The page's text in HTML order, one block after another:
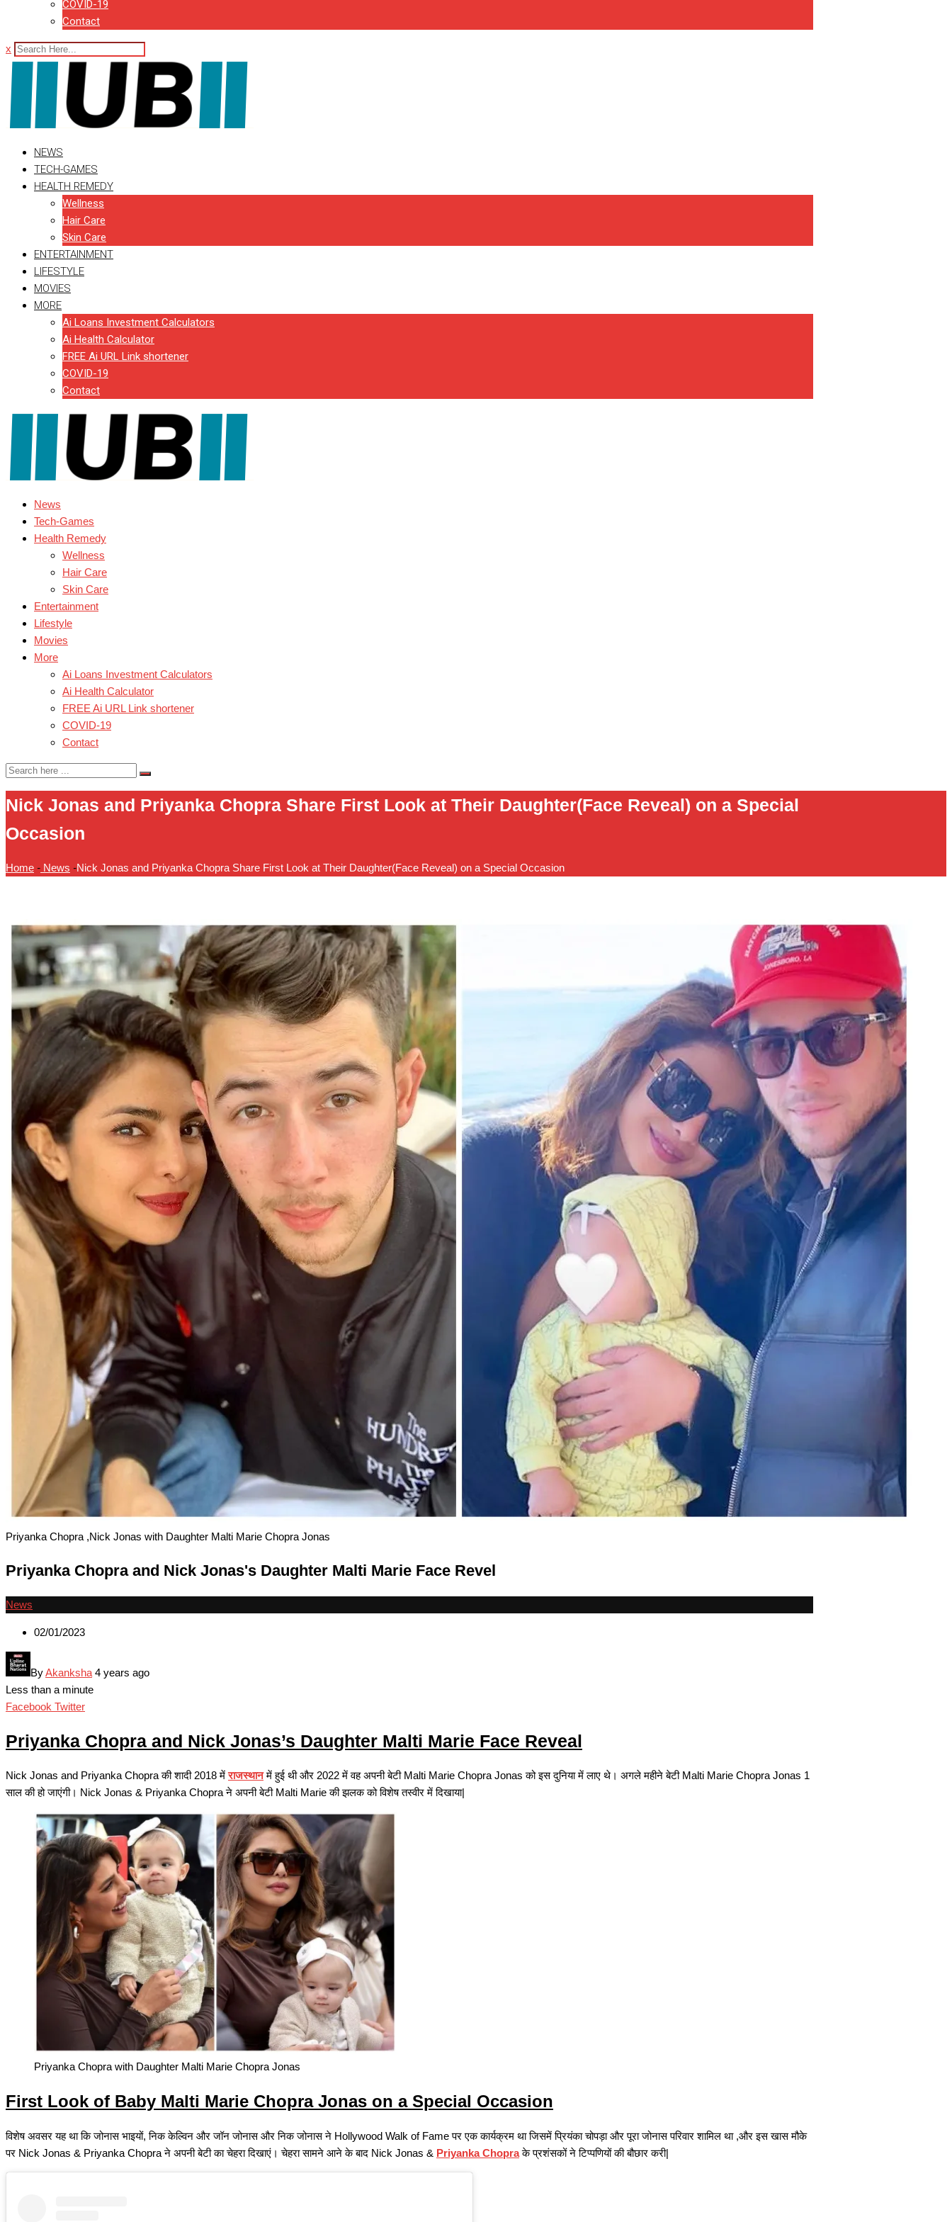
COVID-19
Contact
x
NEWS
TECH-GAMES
HEALTH REMEDY
Wellness
Hair Care
Skin Care
ENTERTAINMENT
LIFESTYLE
MOVIES
MORE
Ai Loans Investment Calculators
Ai Health Calculator
FREE Ai URL Link shortener
COVID-19
Contact
News
Tech-Games
Health Remedy
Wellness
Hair Care
Skin Care
Entertainment
Lifestyle
Movies
More
Ai Loans Investment Calculators
Ai Health Calculator
FREE Ai URL Link shortener
COVID-19
Contact
Nick Jonas and Priyanka Chopra Share First Look at Their Daughter(Face Reveal) on a Special
Occasion
Home - News -Nick Jonas and Priyanka Chopra Share First Look at Their Daughter(Face Reveal) on a Special Occasion
Priyanka Chopra ,Nick Jonas with Daughter Malti Marie Chopra Jonas
Priyanka Chopra and Nick Jonas's Daughter Malti Marie Face Revel
News
02/01/2023
ByAkanksha 4 years ago
Less than a minute
Facebook TwitterGoogle+
LinkedIn
Whatsapp
Pinterest
Share
Email
Print
Priyanka Chopra and Nick Jonas’s Daughter Malti Marie Face Reveal
Nick Jonas and Priyanka Chopra की शादी 2018 मेंराजस्थानमें हुई थी और 2022 में वह अपनी बेटी Malti Marie Chopra Jonas को इस दुनिया में लाए थे। अगले महीने बेटी Malti Marie Chopra Jonas 1
साल की हो जाएंगी। Nick Jonas & Priyanka Chopra ने अपनी बेटी Malti Marie की झलक को विशेष तस्वीर में दिखाया|
Priyanka Chopra with Daughter Malti Marie Chopra Jonas
First Look of Baby Malti Marie Chopra Jonas on a Special Occasion
विशेष अवसर यह था कि जोनास भाइयों, निक केल्विन और जॉन जोनास और निक जोनास ने Hollywood Walk of Fame पर एक कार्यक्रम था जिसमें प्रियंका चोपड़ा और पूरा जोनास परिवार शामिल था ,और इस खास मौके
पर Nick Jonas & Priyanka Chopra ने अपनी बेटी का चेहरा दिखाएं। चेहरा सामने आने के बाद Nick Jonas & Priyanka Chopraके प्रशंसकों ने टिप्पणियों की बौछार करी|